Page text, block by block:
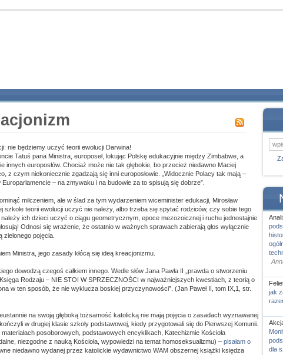
nie będziemy uczyć teorii ewolucji Darwina!
Tatuś pana Ministra, europoseł, lokując Polskę edukacyjnie między Zimbabwe, a
innych europosłów. Chociaż może nie tak głębokie, bo przecież niedawno Maciej
z czym niekoniecznie zgadzają się inni europosłowie. „Widocznie Polacy tak mają –
– na zmywaku i na budowie za to spisują się dobrze”.
milczeniem, ale w ślad za tym wydarzeniem wiceminister edukacji, Mirosław
szkole teorii ewolucji uczyć nie należy, albo trzeba się spytać rodziców, czy sobie tego
ich dzieci uczyć o ciągu geometrycznym, epoce mezozoicznej i ruchu jednostajnie
Odnosi się wrażenie, że ostatnio w ważnych sprawach zabierają głos wyłącznie
zielonego pojęcia.
Ministra, jego zasady kłócą się ideą kreacjonizmu.
dowodzą czegoś całkiem innego. Wedle słów Jana Pawła II „prawda o stworzeniu
Rodzaju – NIE STOI W SPRZECZNOŚCI w najważniejszych kwestiach, z teorią o
w ten sposób, że nie wyklucza boskiej przyczynowości”. (Jan Paweł II, tom IX,1, str.
na swoją głęboką tożsamość katolicką nie mają pojęcia o zasadach wyznawanej
w drugiej klasie szkoły podstawowej, kiedy przygotowali się do Pierwszej Komunii.
posoborowych, podstawowych encyklikach, Katechizmie Kościoła
niezgodne z nauką Kościoła, wypowiedzi na temat homoseksualizmu) – pisałam o
niedawno wydanej przez katolickie wydawnictwo WAM obszernej książki księdza
jak
dla